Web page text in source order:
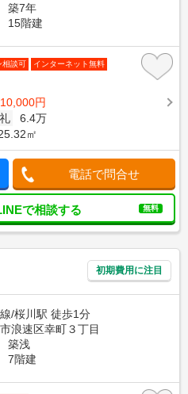
築7年
15階建
相談可 インターネット無料
円
礼
6.4万
㎡
電話で問合せ
で相談する 無料
初期費用に注目
/桜川駅 徒歩1分
浪速区幸町３丁目
築浅
7階建